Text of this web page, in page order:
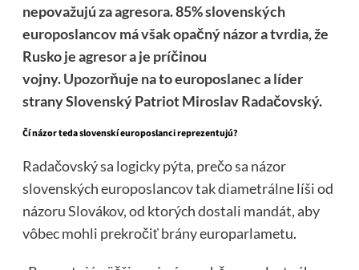
nepovažujú za agresora. 85% slovenských
europoslancov má však opačný názor a tvrdia, že
Rusko je agresor a je príčinou
vojny.Upozorňuje na to europoslanec a líder
strany Slovenský Patriot Miroslav Radačovský.
Čí názor teda slovenskí europoslanci reprezentujú?
Radačovský sa logicky pýta, prečo sa názor
slovenských europoslancov tak diametrálne líši od
názoru Slovákov, od ktorých dostali mandát, aby
vôbec mohli prekročiť brány europarlametu.